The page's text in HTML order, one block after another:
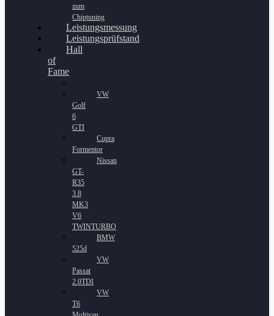
zum
Chiptuning
Leistungsmessung
Leistungsprüfstand
Hall
of
Fame
VW
Golf
6
GTI
Cupra
Formentor
Nissan
GT-
R35
3.8
MK3
V6
TWINTURBO
BMW
525d
VW
Passat
2.0TDI
VW
T6